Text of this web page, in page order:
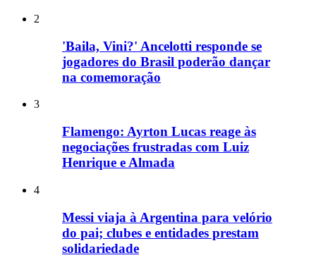
2
'Baila, Vini?' Ancelotti responde se
jogadores do Brasil poderão dançar
na comemoração
3
Flamengo: Ayrton Lucas reage às
negociações frustradas com Luiz
Henrique e Almada
4
Messi viaja à Argentina para velório
do pai; clubes e entidades prestam
solidariedade